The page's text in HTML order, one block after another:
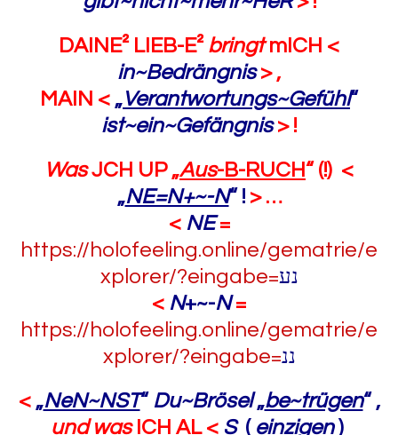
DAINE² LIEB-E² bringtmICH <
in~Bedrängnis> ,
MAIN < „Verantwortungs~Gefühl“
ist~ein~Gefängnis> !
WasJCH UP „Aus-B-RUCH“ (!) <
„NE=N+~-N“ !> …
< NE=
https://holofeeling.online/gematrie/e
xplorer/?eingabe=נע
< N+~-N =
https://holofeeling.online/gematrie/e
xplorer/?eingabe=ננ
< „NeN~NST“ Du~Brösel„be~trügen“ ,
und wasICH AL < S ( einzigen)